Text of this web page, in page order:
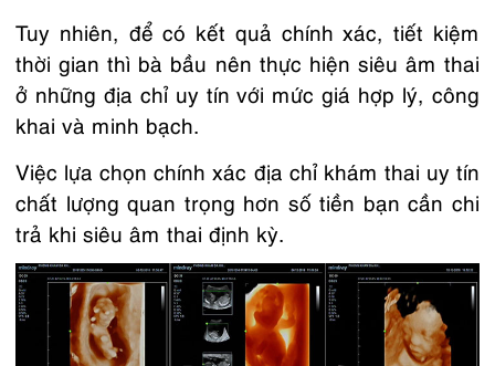
Tuy nhiên, để có kết quả chính xác, tiết kiệm
thời gian thì bà bầu nên thực hiện siêu âm thai
ở những địa chỉ uy tín với mức giá hợp lý, công
khai và minh bạch.
Việc lựa chọn chính xác địa chỉ khám thai uy tín
chất lượng quan trọng hơn số tiền bạn cần chi
trả khi siêu âm thai định kỳ.